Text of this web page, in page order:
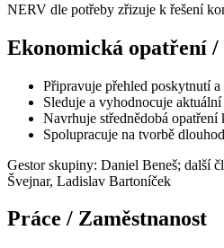
NERV dle potřeby zřizuje k řešení
Ekonomická opatření /
Připravuje přehled poskytnutí
Sleduje a vyhodnocuje
Navrhuje střednědobá
Spolupracuje na tvorbě
Gestor skupiny: Daniel Beneš; další
Švejnar, Ladislav Bartoníček
Práce / Zaměstnanost